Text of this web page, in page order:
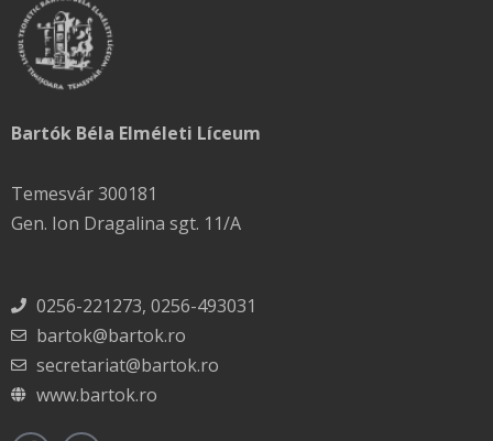
Bartók Béla Elméleti Líceum
Temesvár 300181
Gen. Ion Dragalina sgt. 11/A
0256-221273, 0256-493031
bartok@bartok.ro
secretariat@bartok.ro
www.bartok.ro